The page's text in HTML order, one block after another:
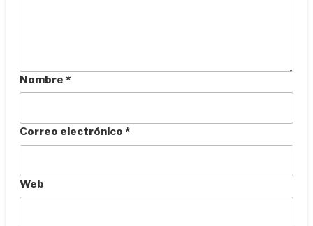
Nombre *
Correo electrónico *
Web